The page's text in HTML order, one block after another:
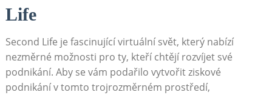
Life
Second Life je fascinující virtuální svět, který nabízí
nezměrné možnosti pro ty, kteří chtějí rozvíjet své
podnikání. Aby se vám podařilo vytvořit ziskové
podnikání v tomto trojrozměrném prostředí,